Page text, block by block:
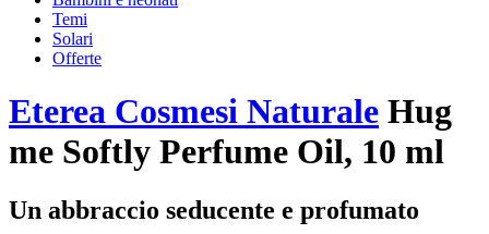
Temi
Solari
Offerte
Eterea Cosmesi Naturale Hug
me Softly Perfume Oil, 10 ml
Un abbraccio seducente e profumato